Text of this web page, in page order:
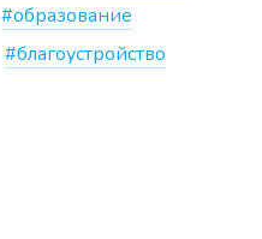
#образование
#благоустройство